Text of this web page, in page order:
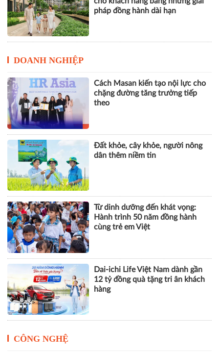
pháp đồng hành dài hạn
DOANH NGHIỆP
Cách Masan kiến tạo nội lực cho
chặng đường tăng trưởng tiếp
theo
Đất khỏe, cây khỏe, người nông
dân thêm niềm tin
Từ dinh dưỡng đến khát vọng:
Hành trình 50 năm đồng hành
cùng trẻ em Việt
Dai-ichi Life Việt Nam dành gần
12 tỷ đồng quà tặng tri ân khách
hàng
CÔNG NGHỆ